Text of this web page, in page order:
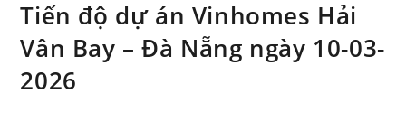
Tiến độ dự án Vinhomes Hải
Vân Bay – Đà Nẵng ngày 10-03-
2026